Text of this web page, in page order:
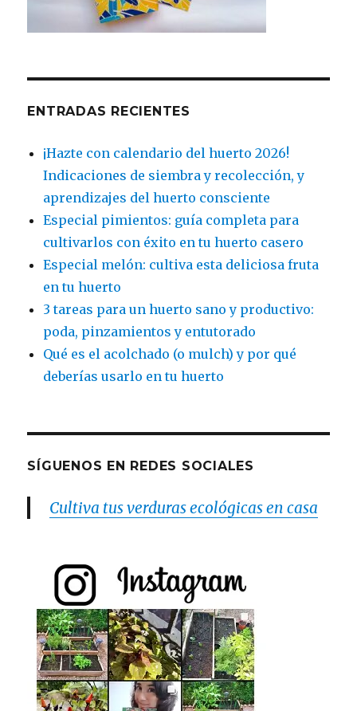
ENTRADAS RECIENTES
¡Hazte con calendario del huerto 2026!
Indicaciones de siembra y recolección, y
aprendizajes del huerto consciente
Especial pimientos: guía completa para
cultivarlos con éxito en tu huerto casero
Especial melón: cultiva esta deliciosa fruta
en tu huerto
3 tareas para un huerto sano y productivo:
poda, pinzamientos y entutorado
Qué es el acolchado (o mulch) y por qué
deberías usarlo en tu huerto
SÍGUENOS EN REDES SOCIALES
Cultiva tus verduras ecológicas en casa